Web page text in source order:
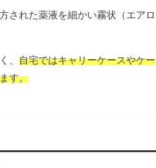
された薬液を細かい霧状（エアロ
、 自宅ではキャリーケースやケー
す。